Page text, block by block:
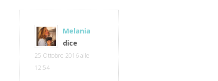
Melania
dice
25 Ottobre 2016 alle
12:54